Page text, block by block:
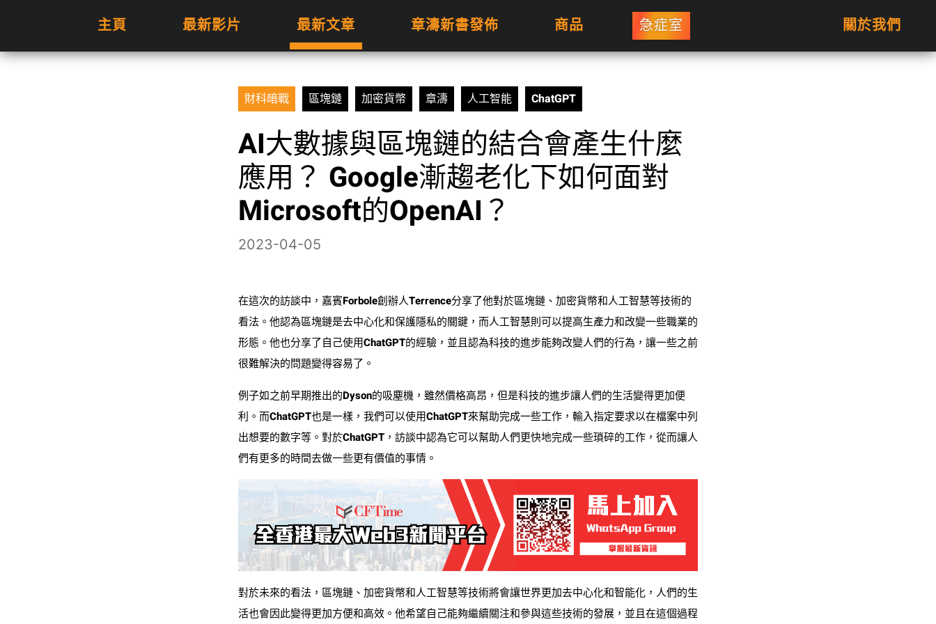
主頁 最新影片 最新文章 章濤新書發佈 商品 急症室 關於我們
財科暗戰 區塊鏈 加密貨幣 章濤 人工智能 ChatGPT
AI大數據與區塊鏈的結合會產生什麼
應用？ Google漸趨老化下如何面對
Microsoft的OpenAI？
2023-04-05
在這次的訪談中，嘉賓Forbole創辦人Terrence分享了他對於區塊鏈、加密貨幣和人工智慧等技術的
看法。他認為區塊鏈是去中心化和保護隱私的關鍵，而人工智慧則可以提高生產力和改變一些職業的
形態。他也分享了自己使用ChatGPT的經驗，並且認為科技的進步能夠改變人們的行為，讓一些之前
很難解決的問題變得容易了。
例子如之前早期推出的Dyson的吸塵機，雖然價格高昂，但是科技的進步讓人們的生活變得更加便
利。而ChatGPT也是一樣，我們可以使用ChatGPT來幫助完成一些工作，輸入指定要求以在檔案中列
出想要的數字等。對於ChatGPT，訪談中認為它可以幫助人們更快地完成一些瑣碎的工作，從而讓人
們有更多的時間去做一些更有價值的事情。
對於未來的看法，區塊鏈、加密貨幣和人工智慧等技術將會讓世界更加去中心化和智能化，人們的生
活也會因此變得更加方便和高效。他希望自己能夠繼續關注和參與這些技術的發展，並且在這個過程